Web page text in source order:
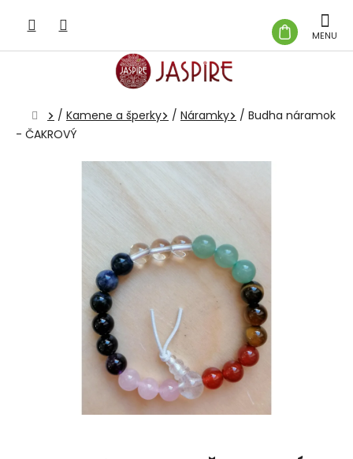
obsah
KOŠÍK
Domov
/ Kamene a šperky / Náramky / Budha náramok
- ČAKROVÝ